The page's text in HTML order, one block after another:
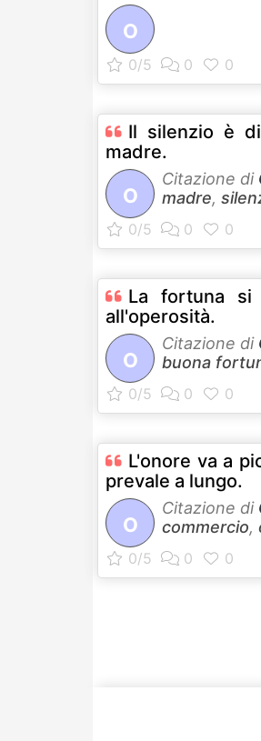
O
Il silenzio è
madre.
O
Citazione di
madre,
La fortuna si
all'operosità.
O
Citazione di
buona
L'onore va a
prevale a lungo.
O
Citazione di
commercio,